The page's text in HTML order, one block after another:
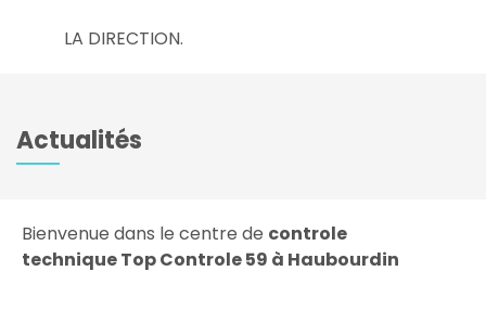
LA DIRECTION.
Actualités
Bienvenue dans le centre de controle
technique Top Controle 59 à Haubourdin